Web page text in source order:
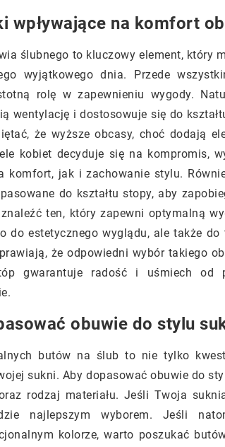
wpływające na komfort
ślubnego to kluczowy element, który
wyjątkowego dnia. Przede
rolę w zapewnieniu wygody.
wentylację i dostosowuje się do
że wyższe obcasy, choć dodają
kobiet decyduje się na kompromis,
komfort, jak i zachowanie stylu.
do kształtu stopy, aby
ten, który zapewni optymalną
do estetycznego wyglądu, ale także
że odpowiedni wybór takiego
gwarantuje radość i uśmiech od
obuwie do stylu
butów na ślub to nie tylko
sukni. Aby dopasować obuwie do
rodzaj materiału. Jeśli Twoja
najlepszym wyborem. Jeśli
kolorze, warto poszukać